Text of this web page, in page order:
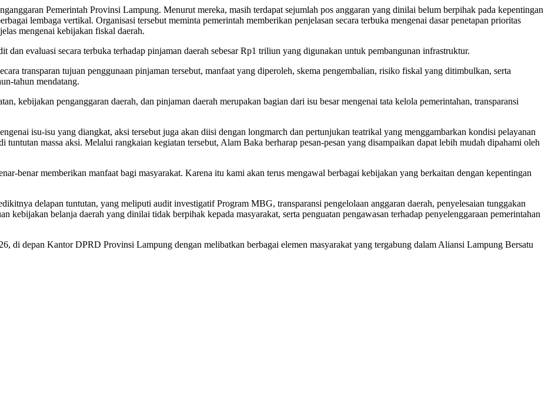
Pemerintah Provinsi Lampung. Menurut mereka, masih terdapat sejumlah pos anggaran yang dinilai belum berpihak pada kepentingan
lembaga vertikal. Organisasi tersebut meminta pemerintah memberikan penjelasan secara terbuka mengenai dasar penetapan prioritas
mengenai kebijakan fiskal daerah.
dan evaluasi secara terbuka terhadap pinjaman daerah sebesar Rp1 triliun yang digunakan untuk pembangunan infrastruktur.
transparan tujuan penggunaan pinjaman tersebut, manfaat yang diperoleh, skema pengembalian, risiko fiskal yang ditimbulkan, serta
tahun mendatang.
kebijakan penganggaran daerah, dan pinjaman daerah merupakan bagian dari isu besar mengenai tata kelola pemerintahan, transparansi
isu-isu yang diangkat, aksi tersebut juga akan diisi dengan longmarch dan pertunjukan teatrikal yang menggambarkan kondisi pelayanan
tuntutan massa aksi. Melalui rangkaian kegiatan tersebut, Alam Baka berharap pesan-pesan yang disampaikan dapat lebih mudah dipahami oleh
benar memberikan manfaat bagi masyarakat. Karena itu kami akan terus mengawal berbagai kebijakan yang berkaitan dengan kepentingan
delapan tuntutan, yang meliputi audit investigatif Program MBG, transparansi pengelolaan anggaran daerah, penyelesaian tunggakan
kebijakan belanja daerah yang dinilai tidak berpihak kepada masyarakat, serta penguatan pengawasan terhadap penyelenggaraan pemerintahan
di depan Kantor DPRD Provinsi Lampung dengan melibatkan berbagai elemen masyarakat yang tergabung dalam Aliansi Lampung Bersatu